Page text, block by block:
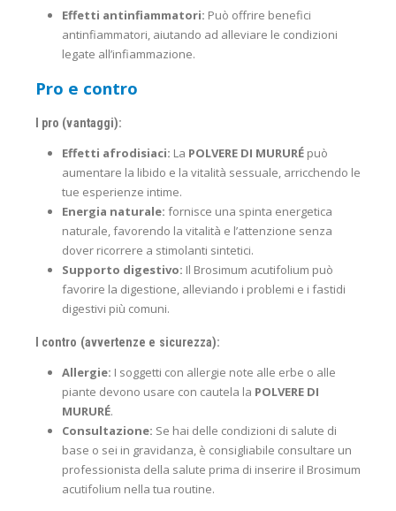
Effetti antinfiammatori: Può offrire benefici
antinfiammatori, aiutando ad alleviare le condizioni
legate all’infiammazione.
Pro e contro
I pro (vantaggi):
Effetti afrodisiaci: La POLVERE DI MURURÉpuò
aumentare la libido e la vitalità sessuale, arricchendo le
tue esperienze intime.
Energia naturale: fornisce una spinta energetica
naturale, favorendo la vitalità e l’attenzione senza
dover ricorrere a stimolanti sintetici.
Supporto digestivo: Il Brosimum acutifolium può
favorire la digestione, alleviando i problemi e i fastidi
digestivi più comuni.
I contro (avvertenze e sicurezza):
Allergie: I soggetti con allergie note alle erbe o alle
piante devono usare con cautela la POLVERE DI
MURURÉ.
Consultazione: Se hai delle condizioni di salute di
base o sei in gravidanza, è consigliabile consultare un
professionista della salute prima di inserire il Brosimum
acutifolium nella tua routine.